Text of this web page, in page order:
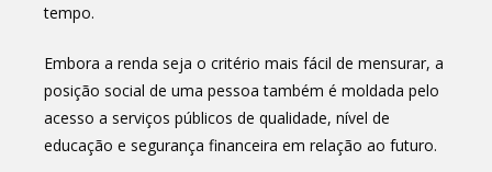
tempo.
Embora a renda seja o critério mais fácil de mensurar, a
posição social de uma pessoa também é moldada pelo
acesso a serviços públicos de qualidade, nível de
educação e segurança financeira em relação ao futuro.